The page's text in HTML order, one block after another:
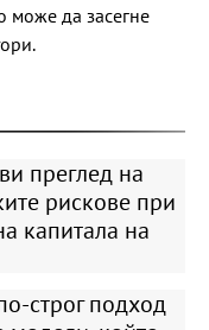
може да засегне
преглед на
рискове при
капитала на
строг подход